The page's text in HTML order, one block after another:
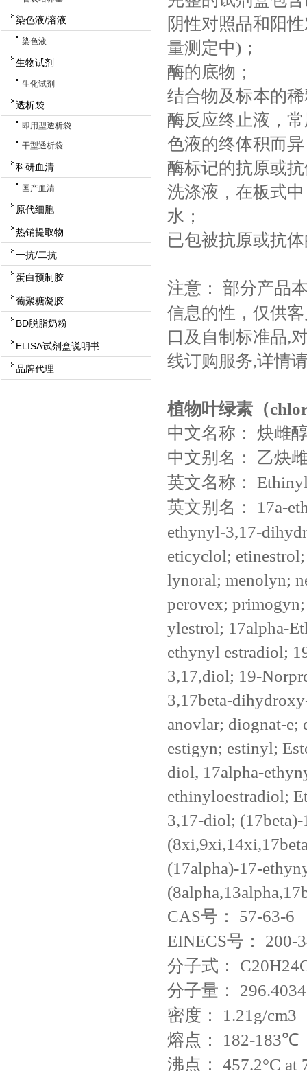
染色液/溶液
染色液
生物试剂
生化试剂
透析袋
即用型透析袋
干型透析袋
科研血清
国产血清
原代细胞
热销提取物
一抗/二抗
蛋白预制胶
葡聚糖凝胶
BD脱脂奶粉
ELISA试剂盒说明书
品牌代理
阴性对照品和阳
量测定中)；
酶的底物；
结合物及标本的
酶反应终止液，
色液的终体积而
酶标记的抗原或
洗涤液，在板式
水；
已包被抗原或抗
注意： 部分产品
信息的性，仅供
口及自制标准品,
线订购服务,详情
植物叶绿素（
中文名称： 炔雌
中文别名：
乙炔
英文名称：
英文别名：
17a-
ethynyl-3,17-
eticyclol;
lynoral; menolyn;
perovex;
ylestrol; 17alpha-
ethynyl estradiol;
3,17,diol; 19-
3,17beta-
anovlar; diognat-e;
estigyn; estinyl;
diol, 17alpha-
ethinyloestradiol;
3,17-diol;
(17alpha)-17-
CAS号：
57-63-6
EINECS号：
200-
分子式：
分子量：
296.4034
密度：
1.21g/cm3
熔点：
182-183℃
沸点： 457.2°C at